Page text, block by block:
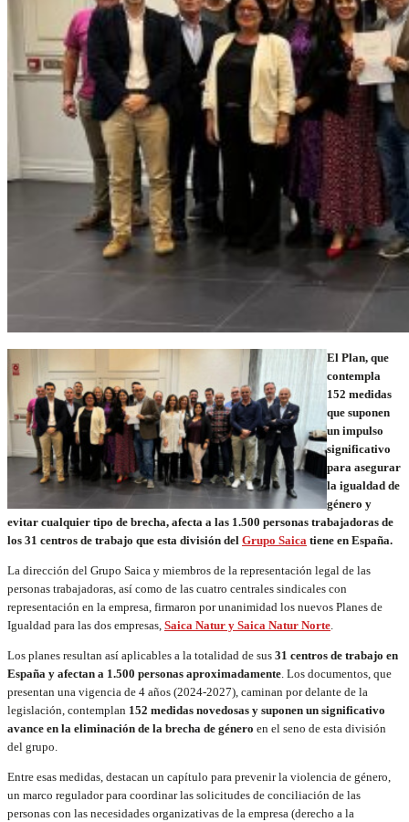
El Plan, que
contempla
152 medidas
que suponen
un impulso
significativo
para asegurar
la igualdad de
género y
evitar cualquier tipo de brecha, afecta a las 1.500 personas trabajadoras de
los 31 centros de trabajo que esta división del Grupo Saica tiene en España.
La dirección del Grupo Saica y miembros de la representación legal de las
personas trabajadoras, así como de las cuatro centrales sindicales con
representación en la empresa, firmaron por unanimidad los nuevos Planes de
Igualdad para las dos empresas, Saica Natur y Saica Natur Norte.
Los planes resultan así aplicables a la totalidad de sus 31 centros de trabajo en
España y afectan a 1.500 personas aproximadamente. Los documentos, que
presentan una vigencia de 4 años (2024-2027), caminan por delante de la
legislación, contemplan 152 medidas novedosas y suponen un significativo
avance en la eliminación de la brecha de género en el seno de esta división
del grupo.
Entre esas medidas, destacan un capítulo para prevenir la violencia de género,
un marco regulador para coordinar las solicitudes de conciliación de las
personas con las necesidades organizativas de la empresa (derecho a la